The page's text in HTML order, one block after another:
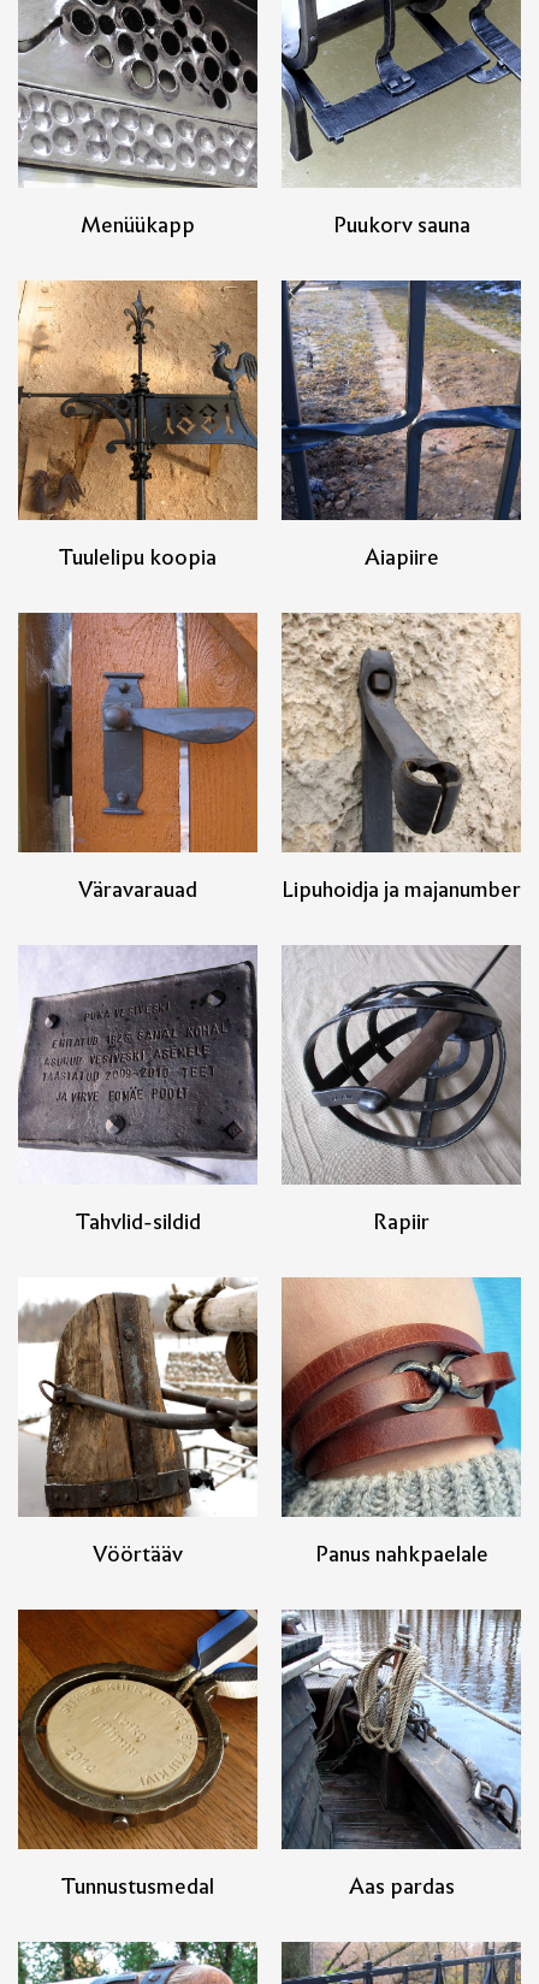
Menüükapp Puukorv sauna
Tuulelipu koopia Aiapiire
Väravarauad Lipuhoidja ja majanumber
Tahvlid-sildid Rapiir
Vöörtääv Panus nahkpaelale
Tunnustusmedal Aas pardas